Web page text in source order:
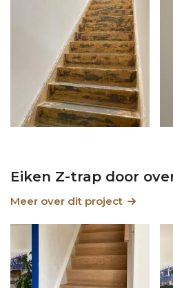
Eiken Z-trap door
Meer over dit project